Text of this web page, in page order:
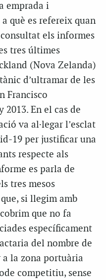
emprada i
què es refereix quan
els informes
tres últimes
(Nova Zelanda)
d’ultramar de les
Francisco
2013. En el cas de
va al·legar l’esclat
19 per justificar una
respecte als
es parla de
tres mesos
si llegim amb
que no fa
específicament
del nombre de
a la zona portuària
competitiu, sense